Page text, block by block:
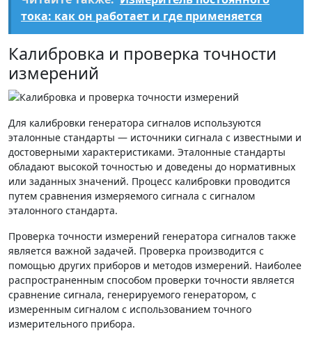
тока: как он работает и где применяется
Калибровка и проверка точности
измерений
Для калибровки генератора сигналов используются
эталонные стандарты — источники сигнала с известными и
достоверными характеристиками. Эталонные стандарты
обладают высокой точностью и доведены до нормативных
или заданных значений. Процесс калибровки проводится
путем сравнения измеряемого сигнала с сигналом
эталонного стандарта.
Проверка точности измерений генератора сигналов также
является важной задачей. Проверка производится с
помощью других приборов и методов измерений. Наиболее
распространенным способом проверки точности является
сравнение сигнала, генерируемого генератором, с
измеренным сигналом с использованием точного
измерительного прибора.